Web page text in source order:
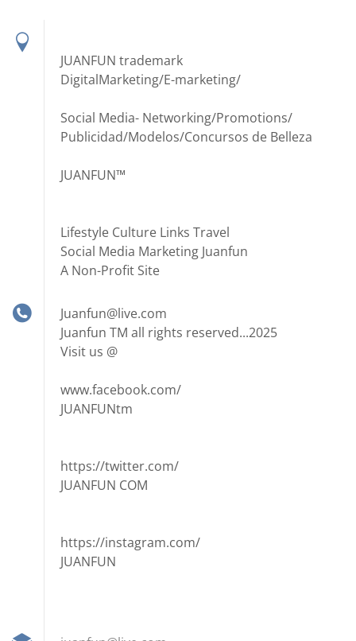
JUANFUN trademark
DigitalMarketing/E-marketing/
Social Media- Networking/Promotions/
Publicidad/Modelos/Concursos de Belleza
JUANFUN™
Lifestyle Culture Links Travel
Social Media Marketing Juanfun
A Non-Profit Site
Juanfun@live.com
Juanfun TM all rights reserved...2025
Visit us @
www.facebook.com/
JUANFUNtm
https://twitter.com/
JUANFUN COM
https://instagram.com/
JUANFUN